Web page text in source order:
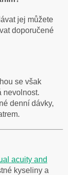
jej můžete
doporučené
se však
nevolnost.
denní dávky,
acuity and
kyseliny a